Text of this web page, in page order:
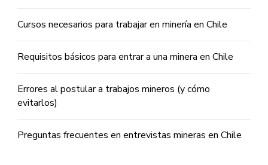
Cursos necesarios para trabajar en minería en Chile
Requisitos básicos para entrar a una minera en Chile
Errores al postular a trabajos mineros (y cómo
evitarlos)
Preguntas frecuentes en entrevistas mineras en Chile